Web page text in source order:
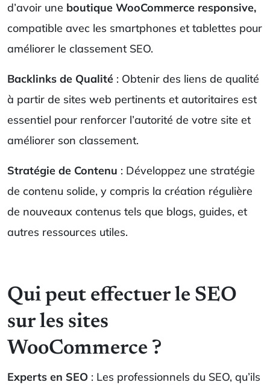
d’avoir une boutique WooCommerce responsive,
compatible avec les smartphones et tablettes pour
améliorer le classement SEO.
Backlinks de Qualité : Obtenir des liens de qualité
à partir de sites web pertinents et autoritaires est
essentiel pour renforcer l’autorité de votre site et
améliorer son classement.
Stratégie de Contenu : Développez une stratégie
de contenu solide, y compris la création régulière
de nouveaux contenus tels que blogs, guides, et
autres ressources utiles.
Qui peut effectuer le SEO
sur les sites
WooCommerce ?
Experts en SEO : Les professionnels du SEO, qu’ils